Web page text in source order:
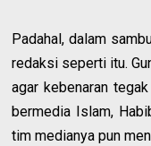
Padahal, dalam
redaksi seperti itu.
agar kebenaran
bermedia Islam,
tim medianya pun